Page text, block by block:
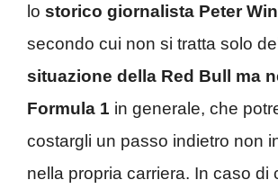
lo storico giornalista Peter
secondo cui non si tratta solo
situazione della Red Bull ma
Formula 1 in generale, che
costargli un passo indietro non
nella propria carriera. In caso di